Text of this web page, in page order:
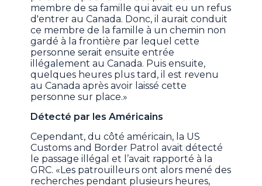
membre de sa famille qui avait eu un refus
d'entrer au Canada. Donc, il aurait conduit
ce membre de la famille à un chemin non
gardé à la frontière par lequel cette
personne serait ensuite entrée
illégalement au Canada. Puis ensuite,
quelques heures plus tard, il est revenu
au Canada après avoir laissé cette
personne sur place.»
Détecté par les Américains
Cependant, du côté américain, la US
Customs and Border Patrol avait détecté
le passage illégal et l’avait rapporté à la
GRC. «Les patrouilleurs ont alors mené des
recherches pendant plusieurs heures,